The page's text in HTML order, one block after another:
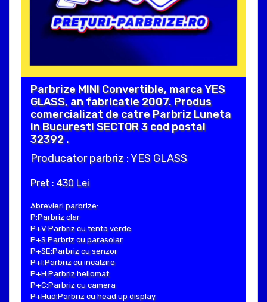
Parbrize MINI Convertible, marca YES
GLASS, an fabricatie 2007. Produs
comercializat de catre Parbriz Luneta
in Bucuresti SECTOR 3 cod postal
32392 .
Producator parbriz : YES GLASS
Pret : 430 Lei
Abrevieri parbrize:
P:Parbriz clar
P+V:Parbriz cu tenta verde
P+S:Parbriz cu parasolar
P+SE:Parbriz cu senzor
P+I:Parbriz cu incalzire
P+H:Parbriz heliomat
P+C:Parbriz cu camera
P+Hud:Parbriz cu head up display